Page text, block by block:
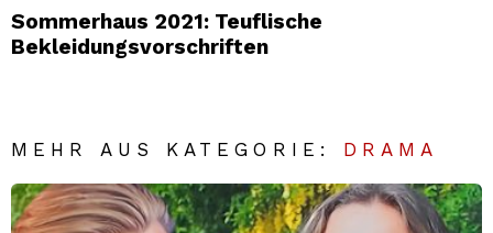
Sommerhaus 2021: Teuflische
Bekleidungsvorschriften
MEHR AUS KATEGORIE: DRAMA